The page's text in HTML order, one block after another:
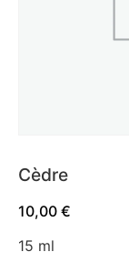
Cèdre
10,00 €
15 ml